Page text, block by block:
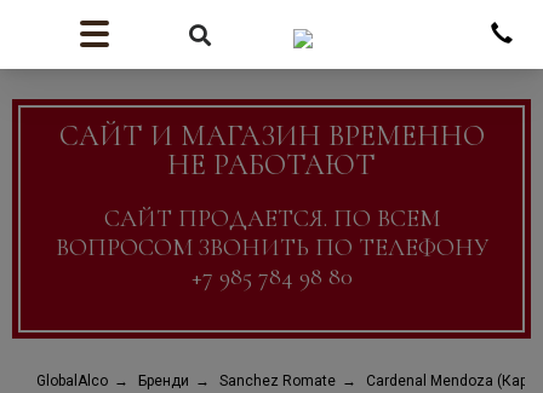
САЙТ И МАГАЗИН ВРЕМЕННО
НЕ РАБОТАЮТ
САЙТ ПРОДАЕТСЯ. ПО ВСЕМ
ВОПРОСОМ ЗВОНИТЬ ПО ТЕЛЕФОНУ
+7 985 784 98 80
GlobalAlco Бренди Sanchez Romate Cardenal Mendoza